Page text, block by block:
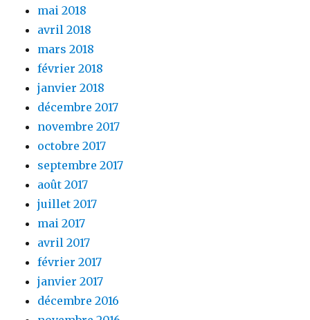
mai 2018
avril 2018
mars 2018
février 2018
janvier 2018
décembre 2017
novembre 2017
octobre 2017
septembre 2017
août 2017
juillet 2017
mai 2017
avril 2017
février 2017
janvier 2017
décembre 2016